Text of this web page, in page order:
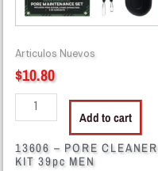
Articulos Nuevos
$10.80
quantity
Add to cart
13606 – PORE CLEANER
KIT 39pc MEN